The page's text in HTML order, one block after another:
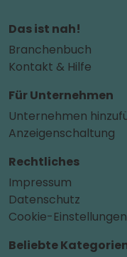
Das ist nah!
Branchenbuch
Kontakt & Hilfe
Für Unternehmen
Unternehmen
Anzeigenschaltung
Rechtliches
Impressum
Datenschutz
Cookie-Einstellungen
Beliebte